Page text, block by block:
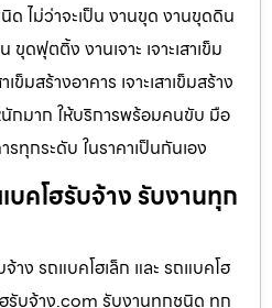
ด ไม่ว่าจะเป็น งานขุด งานขุดดิน
ดฟุตติ้ง งานเจาะ เจาะเสาเข็ม
เข็มสร้างอาคาร เจาะเสาเข็มสร้าง
กมาก ให้บริการพร้อมคนขับ มือ
ทุกระดับ ในราคาเป็นกันเอง
บคโฮรับจ้าง รับงานทุก
าง รถแบคโฮเล็ก และ รถแบคโฮ
รับจ้าง.com รับงานทุกชนิด ทุก